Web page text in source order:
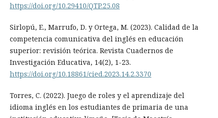
https://doi.org/10.29410/QTP.25.08
Sirlopú, E., Marrufo, D. y Ortega, M. (2023). Calidad de la
competencia comunicativa del inglés en educación
superior: revisión teórica. Revista Cuadernos de
Investigación Educativa, 14(2), 1-23.
https://doi.org/10.18861/cied.2023.14.2.3370
Torres, C. (2022). Juego de roles y el aprendizaje del
idioma inglés en los estudiantes de primaria de una